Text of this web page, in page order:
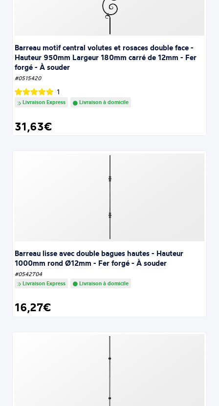
Barreau motif central volutes et rosaces double face -
Hauteur 950mm Largeur 180mm carré de 12mm - Fer
forgé - À souder
#0515420
1
Livraison Express Livraison à domicile
31,63€
Barreau lisse avec double bagues hautes - Hauteur
1000mm rond Ø12mm - Fer forgé - À souder
#0542704
Livraison Express
Livraison à domicile
16,27€